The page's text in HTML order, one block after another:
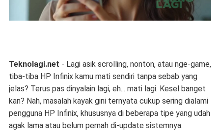
Teknolagi.net - Lagi asik scrolling, nonton, atau nge-game,
tiba-tiba HP Infinix kamu mati sendiri tanpa sebab yang
jelas? Terus pas dinyalain lagi, eh... mati lagi. Kesel banget
kan? Nah, masalah kayak gini ternyata cukup sering dialami
pengguna HP Infinix, khususnya di beberapa tipe yang udah
agak lama atau belum pernah di-update sistemnya.